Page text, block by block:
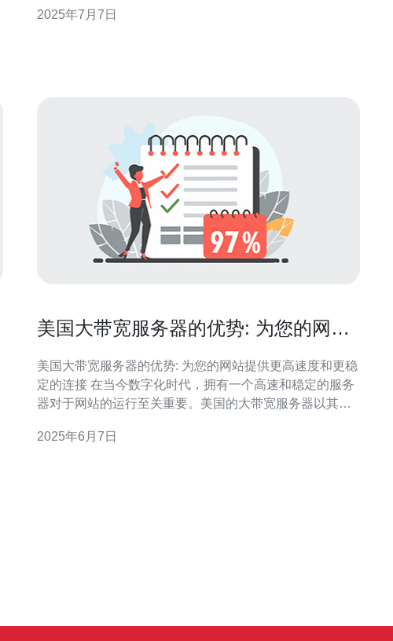
有所值的。 选择靠近目标受众的数据中心位置，能够提高
2025年7月7日
美国大带宽服务器的优势: 为您的网站
美国大带宽服务器的优势: 为您的网站提供更高速度和更稳
定的连接 在当今数字化时代，拥有一个高速和稳定的服务
器对于网站的运行至关重要。美国的大带宽服务器以其优
的优势，以及如何为您的网站提供更高速度和更稳定的连
2025年6月7日